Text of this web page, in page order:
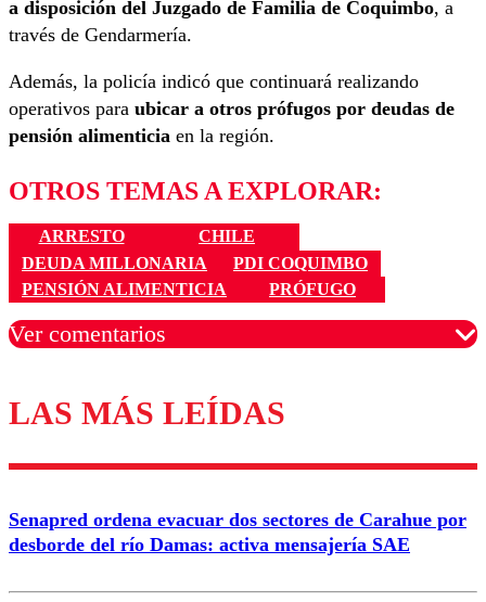
a disposición del Juzgado de Familia de Coquimbo, a
través de Gendarmería.
Además, la policía indicó que continuará realizando
operativos para ubicar a otros prófugos por deudas de
pensión alimenticia en la región.
OTROS TEMAS A EXPLORAR:
ARRESTO
CHILE
DEUDA MILLONARIA
PDI COQUIMBO
PENSIÓN ALIMENTICIA
PRÓFUGO
Ver comentarios
Los comentarios son moderados para garantizar un
diálogo respetuoso.
Correo
LAS MÁS LEÍDAS
Senapred ordena evacuar dos sectores de Carahue por
desborde del río Damas: activa mensajería SAE